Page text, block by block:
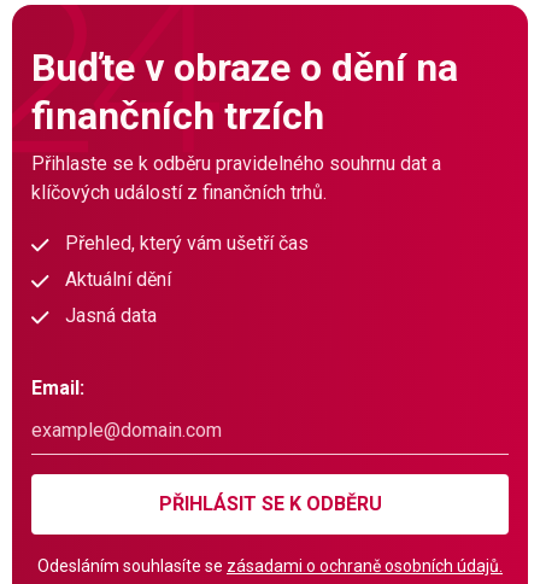
Buďte v obraze o dění na
finančních trzích
Přihlaste se k odběru pravidelného souhrnu dat a
klíčových událostí z finančních trhů.
Přehled, který vám ušetří čas
Aktuální dění
Jasná data
Email:
PŘIHLÁSIT SE K ODBĚRU
Odesláním souhlasíte se zásadami o ochraně osobních údajů.